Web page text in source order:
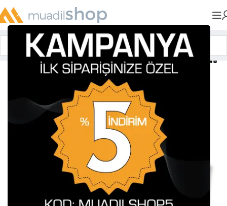
Anasayfa»Muadil Tonerler